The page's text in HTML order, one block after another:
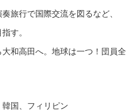
旅行で国際交流を図るなど、
す。
和高田へ。地球は一つ！団員全
国、フィリピン